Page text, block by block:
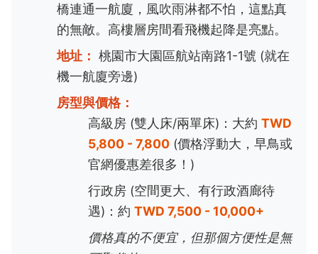
橋連通一航廈，風吹雨淋都不怕，這點真
的無敵。高樓層房間看飛機起降是亮點。
地址： 桃園市大園區航站南路1-1號 (就在
機一航廈旁邊)
房型與價格：
高級房 (雙人床/兩單床)：大約 TWD
5,800 - 7,800 (價格浮動大，早鳥或
官網優惠差很多！)
行政房 (空間更大、有行政酒廊待
遇)：約 TWD 7,500 - 10,000+
價格真的不便宜，但那個方便性是無